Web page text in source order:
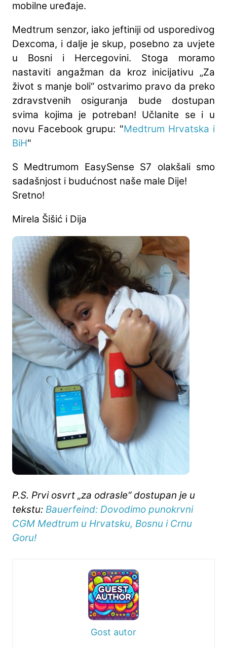
mobilne uređaje.
Medtrum senzor, iako jeftiniji od usporedivog
Dexcoma, i dalje je skup, posebno za uvjete
u Bosni i Hercegovini. Stoga moramo
nastaviti angažman da kroz inicijativu „Za
život s manje boli“ ostvarimo pravo da preko
zdravstvenih osiguranja bude dostupan
svima kojima je potreban! Učlanite se i u
novu Facebook grupu: "Medtrum Hrvatska i
BiH"
S Medtrumom EasySense S7 olakšali smo
sadašnjost i budućnost naše male Dije!
Sretno!
Mirela Šišić i Dija
P.S. Prvi osvrt „za odrasle“ dostupan je u
tekstu: Bauerfeind: Dovodimo punokrvni
CGM Medtrum u Hrvatsku, Bosnu i Crnu
Goru!
Gost autor